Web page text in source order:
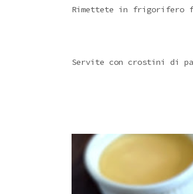
Rimettete in frigorifero
Servite con crostini di